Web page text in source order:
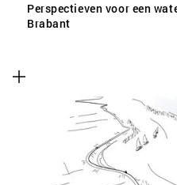
Perspectieven voor een
Brabant